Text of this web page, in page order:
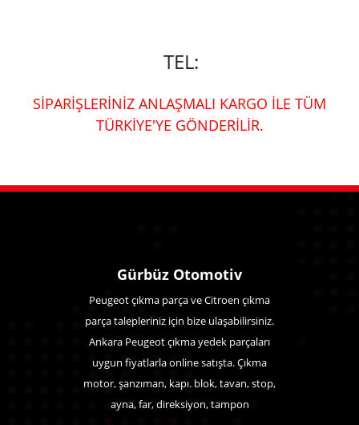
TEL:
SİPARİŞLERİNİZ ANLAŞMALI KARGO İLE TÜM
TÜRKİYE'YE GÖNDERİLİR.
Gürbüz Otomotiv
Peugeot çıkma parça ve Citroen çıkma
parça talepleriniz için bize ulaşabilirsiniz.
Ankara Peugeot çıkma yedek parçaları
uygun fiyatlarla online satışta. Çıkma
motor, şanzıman, kapı. blok, tavan, stop,
ayna, far, direksiyon, tampon